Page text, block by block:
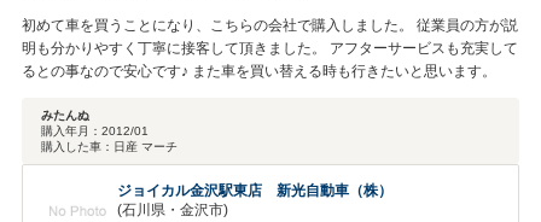
初めて車を買うことになり、こちらの会社で購入しました。 従業員の方が説
明も分かりやすく丁寧に接客して頂きました。 アフターサービスも充実して
るとの事なので安心です♪ また車を買い替える時も行きたいと思います。
みたんぬ
購入年月： 2012/01
購入した車： 日産 マーチ
ジョイカル金沢駅東店 新光自動車（株）
(石川県・金沢市)